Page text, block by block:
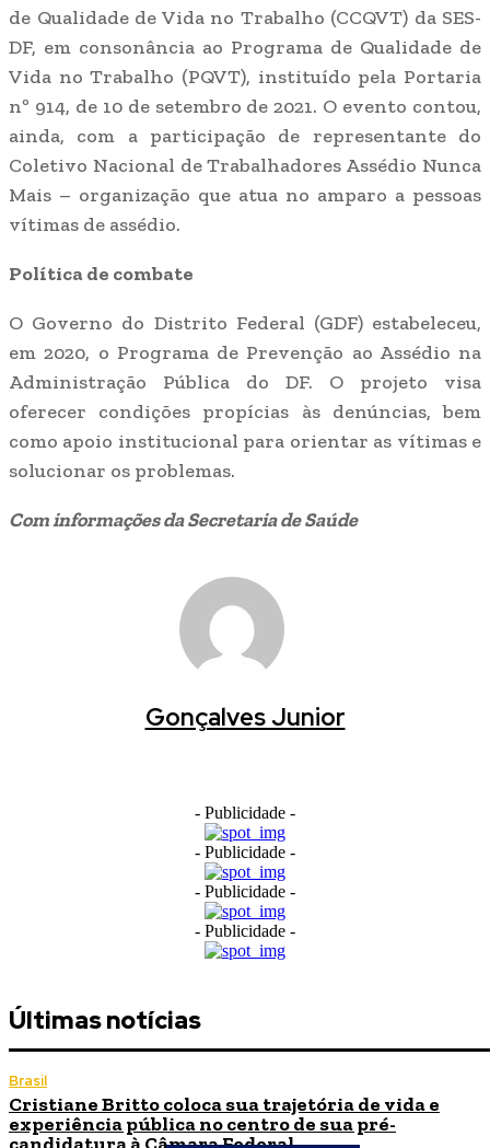
de Qualidade de Vida no Trabalho (CCQVT) da SES-
DF, em consonância ao Programa de Qualidade de
Vida no Trabalho (PQVT), instituído pela Portaria
nº 914, de 10 de setembro de 2021. O evento contou,
ainda, com a participação de representante do
Coletivo Nacional de Trabalhadores Assédio Nunca
Mais – organização que atua no amparo a pessoas
vítimas de assédio.
Política de combate
O Governo do Distrito Federal (GDF) estabeleceu,
em 2020, o Programa de Prevenção ao Assédio na
Administração Pública do DF. O projeto visa
oferecer condições propícias às denúncias, bem
como apoio institucional para orientar as vítimas e
solucionar os problemas.
Com informações da Secretaria de Saúde
Gonçalves Junior
- Publicidade -
- Publicidade -
- Publicidade -
- Publicidade -
Últimas notícias
Brasil
Cristiane Britto coloca sua trajetória de vida e
experiência pública no centro de sua pré-